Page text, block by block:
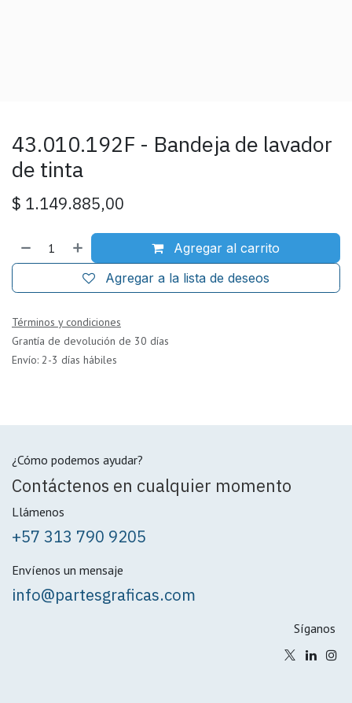
43.010.192F - Bandeja de lavador
de tinta
$ 1.149.885,00
Agregar al carrito
Agregar a la lista de deseos
Términos y condiciones
Grantía de devolución de 30 días
Envío: 2-3 días hábiles
¿Cómo podemos ayudar?
Contáctenos en cualquier momento
Llámenos
+57 313 790 9205
Envíenos un mensaje
info@partesgraficas.com
Síganos